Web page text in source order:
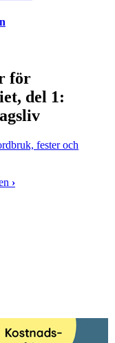
för
del 1:
fester och
›